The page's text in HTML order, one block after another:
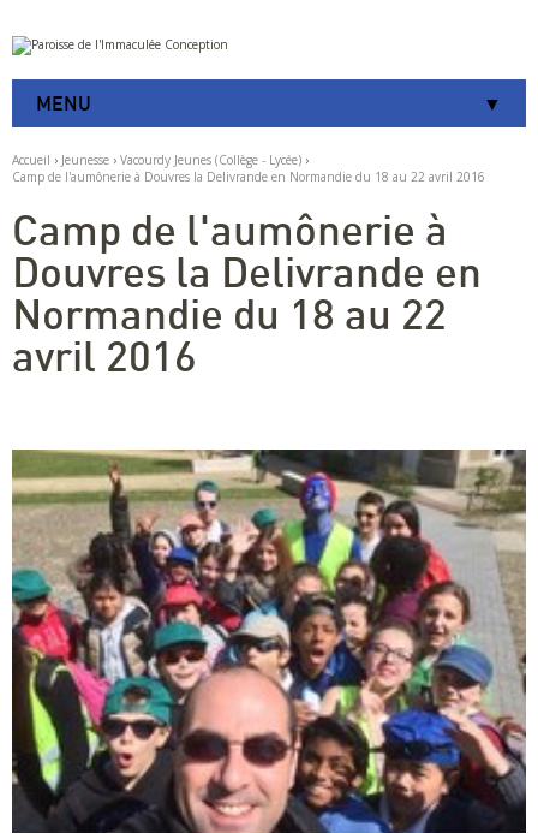
Aller
au
contenu.
à
navigation
Outils
personnels
MENU
Accueil › Jeunesse › Vacourdy Jeunes (Collège - Lycée) ›
Camp de l'aumônerie à Douvres la Delivrande en Normandie du 18 au 22 avril 2016
Camp de l'aumônerie à
Douvres la Delivrande en
Normandie du 18 au 22
avril 2016